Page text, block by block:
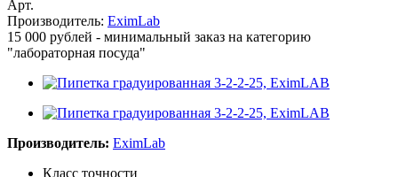
Арт.
Производитель: EximLab
15 000 рублей - минимальный заказ на категорию
"лабораторная посуда"
Производитель: EximLab
Класс точности